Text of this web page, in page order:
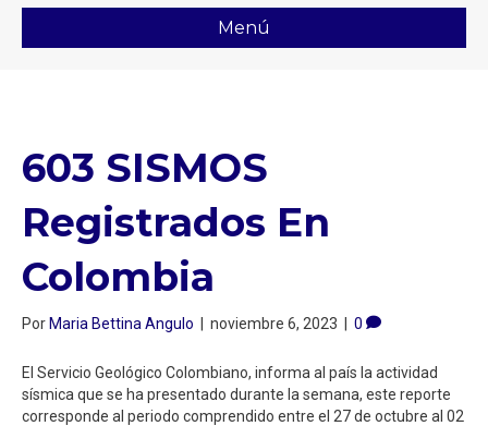
Menú
603 SISMOS
Registrados En
Colombia
PorMaria Bettina Angulo | noviembre 6, 2023 | 0
El Servicio Geológico Colombiano, informa al país la actividad
sísmica que se ha presentado durante la semana, este reporte
corresponde al periodo comprendido entre el 27 de octubre al 02